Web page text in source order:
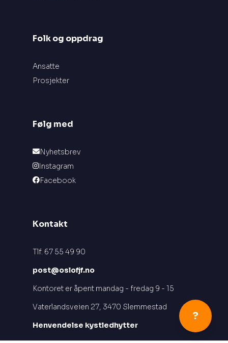
?
Folk og oppdrag
Ansatte
Prosjekter
Følg med
Nyhetsbrev
Instagram
Facebook
Kontakt
Tlf. 67 55 49 90
post@oslofjf.no
Kontoret er åpent mandag - fredag 9 - 15
Vaterlandsveien 27, 3470 Slemmestad
Henvendelse kystledhytter